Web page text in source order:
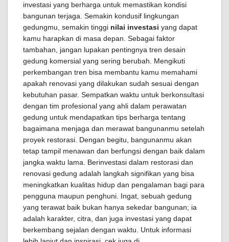
investasi yang berharga untuk memastikan kondisi
bangunan terjaga. Semakin kondusif lingkungan
gedungmu, semakin tinggi nilai investasi yang dapat
kamu harapkan di masa depan. Sebagai faktor
tambahan, jangan lupakan pentingnya tren desain
gedung komersial yang sering berubah. Mengikuti
perkembangan tren bisa membantu kamu memahami
apakah renovasi yang dilakukan sudah sesuai dengan
kebutuhan pasar. Sempatkan waktu untuk berkonsultasi
dengan tim profesional yang ahli dalam perawatan
gedung untuk mendapatkan tips berharga tentang
bagaimana menjaga dan merawat bangunanmu setelah
proyek restorasi. Dengan begitu, bangunanmu akan
tetap tampil menawan dan berfungsi dengan baik dalam
jangka waktu lama. Berinvestasi dalam restorasi dan
renovasi gedung adalah langkah signifikan yang bisa
meningkatkan kualitas hidup dan pengalaman bagi para
pengguna maupun penghuni. Ingat, sebuah gedung
yang terawat baik bukan hanya sekedar bangunan; ia
adalah karakter, citra, dan juga investasi yang dapat
berkembang sejalan dengan waktu. Untuk informasi